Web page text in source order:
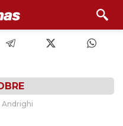
Andrighi